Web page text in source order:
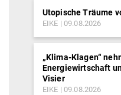
Utopische Träume
EIKE 09.08.2026
„Klima-Klagen“
Energiewirtschaft
Visier
EIKE 09.08.2026